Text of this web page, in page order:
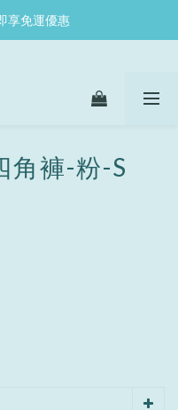
享免運優惠
角褲-粉-S